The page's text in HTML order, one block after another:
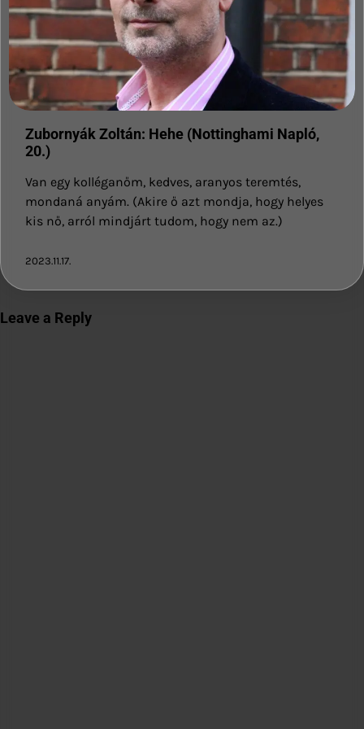
Zubornyák Zoltán: Hehe (Nottinghami Napló,
20.)
Van egy kolléganőm, kedves, aranyos teremtés,
mondaná anyám. (Akire ő azt mondja, hogy helyes
kis nő, arról mindjárt tudom, hogy nem az.)
2023.11.17.
Leave a Reply